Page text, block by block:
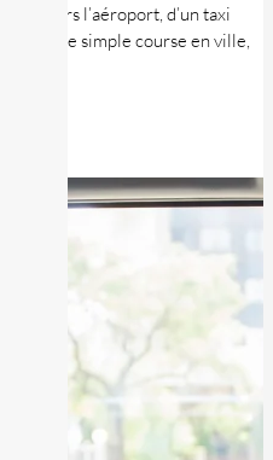
vers l’aéroport, d’un taxi
ou d’une simple course en ville,